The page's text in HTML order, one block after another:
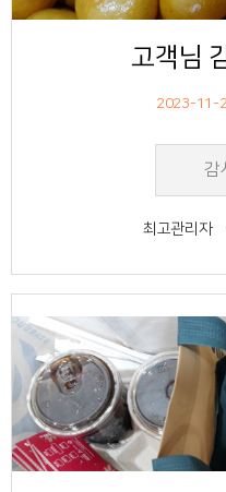
고객님
2023-11-
감
최고관리자
57
작성자
작성일
조회